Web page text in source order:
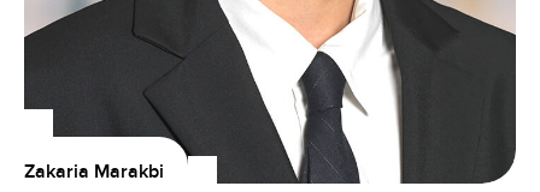
Zakaria Marakbi